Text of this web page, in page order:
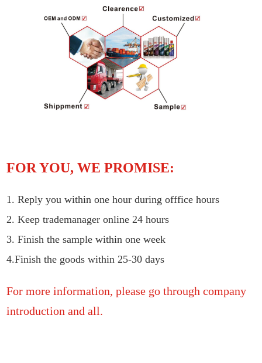
FOR YOU, WE PROMISE:
1. Reply you within one hour during offfice hours
2. Keep trademanager online 24 hours
3. Finish the sample within one week
4.Finish the goods within 25-30 days
For more information, please go through company
introduction and all.